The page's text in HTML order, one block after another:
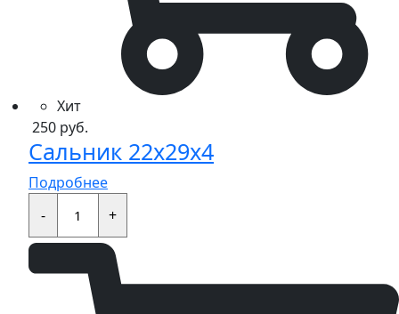
Хит
250 руб.
Сальник 22x29x4
Подробнее
-
Сальник
22x29x4+